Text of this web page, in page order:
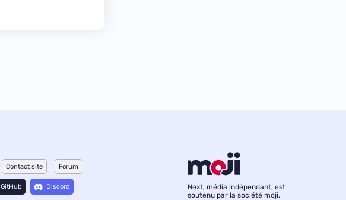
Contact site Forum
GitHub Discord
Next, média indépendant, est
soutenu par la société moji.